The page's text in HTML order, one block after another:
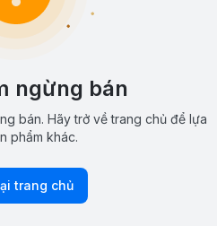
ngừng bán
bán. Hãy trở về trang chủ để lựa
phẩm khác.
trang chủ